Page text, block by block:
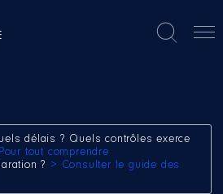
délais ? Quels contrôles exerce
tout comprendre
? > Consulter le guide des